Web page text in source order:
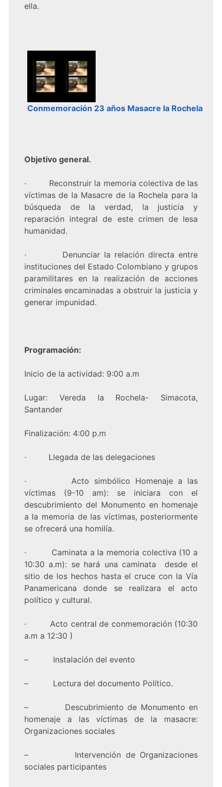
ella.
Conmemoración 23 años Masacre la Rochela
Objetivo general.
· Reconstruir la memoria colectiva de las
víctimas de la Masacre de la Rochela para la
búsqueda de la verdad, la justicia y
reparación integral de este crimen de lesa
humanidad.
· Denunciar la relación directa entre
instituciones del Estado Colombiano y grupos
paramilitares en la realización de acciones
criminales encaminadas a obstruir la justicia y
generar impunidad.
Programación:
Inicio de la actividad: 9:00 a.m
Lugar: Vereda la Rochela- Simacota,
Santander
Finalización: 4:00 p.m
· Llegada de las delegaciones
· Acto simbólico Homenaje a las
víctimas (9-10 am): se iniciara con el
descubrimiento del Monumento en homenaje
a la memoria de las víctimas, posteriormente
se ofrecerá una homilía.
· Caminata a la memoria colectiva (10 a
10:30 a.m): se hará una caminata desde el
sitio de los hechos hasta el cruce con la Vía
Panamericana donde se realizara el acto
político y cultural.
· Acto central de conmemoración (10:30
a.m a 12:30 )
– Instalación del evento
– Lectura del documento Político.
– Descubrimiento de Monumento en
homenaje a las víctimas de la masacre:
Organizaciones sociales
– Intervención de Organizaciones
sociales participantes